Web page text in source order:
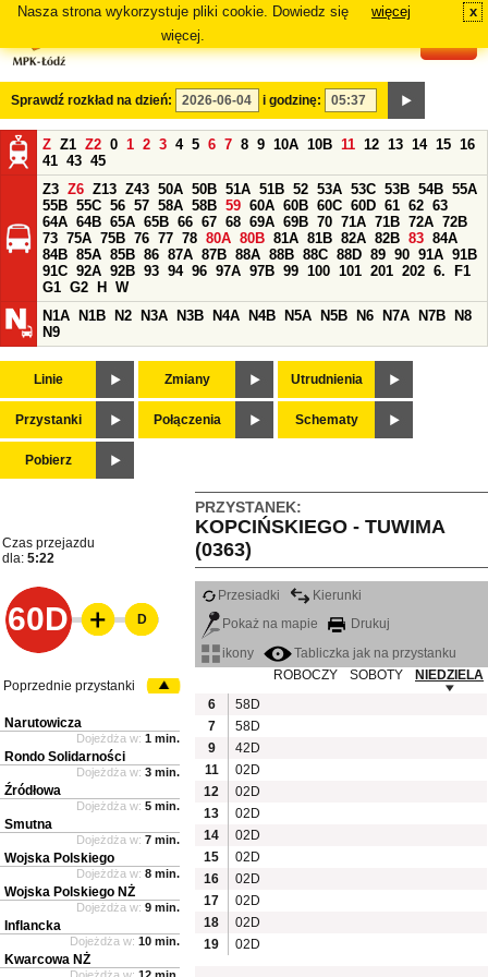
Nasza strona wykorzystuje pliki cookie. Dowiedz się
więcej.
więcej x
Sprawdź rozkład na dzień: i godzinę:
Z Z1 Z2 0 1 2 3 4 5 6 7 8 9 10A 10B 11 12 13 14 15 16
41 43 45
Z3 Z6 Z13 Z43 50A 50B 51A 51B 52 53A 53C 53B 54B 55A
55B 55C 56 57 58A 58B 59 60A 60B 60C 60D 61 62 63
64A 64B 65A 65B 66 67 68 69A 69B 70 71A 71B 72A 72B
73 75A 75B 76 77 78 80A 80B 81A 81B 82A 82B 83 84A
84B 85A 85B 86 87A 87B 88A 88B 88C 88D 89 90 91A 91B
91C 92A 92B 93 94 96 97A 97B 99 100 101 201 202 6.
F1
G1 G2 H
W
N1A
N1B N2 N3A N3B N4A N4B N5A N5B N6 N7A N7B
N8
N9
Linie Zmiany Utrudnienia
Przystanki Połączenia Schematy
Pobierz
PRZYSTANEK:
KOPCIŃSKIEGO - TUWIMA
(0363)
Czas przejazdu
dla: 5:22
60D
Przesiadki
Kierunki
Pokaż na mapie
Drukuj
ikony
Tabliczka jak na przystanku
ROBOCZY
SOBOTY
NIEDZIELA
6
58D
7
58D
9
42D
11
02D
12
02D
13
02D
14
02D
15
02D
16
02D
17
02D
18
02D
19
02D
D
Poprzednie przystanki
Narutowicza
Dojeżdża w: 1 min.
Rondo Solidarności
Dojeżdża w: 3 min.
Źródłowa
Dojeżdża w: 5 min.
Smutna
Dojeżdża w: 7 min.
Wojska Polskiego
Dojeżdża w: 8 min.
Wojska Polskiego NŻ
Dojeżdża w: 9 min.
Inflancka
Dojeżdża w: 10 min.
Kwarcowa NŻ